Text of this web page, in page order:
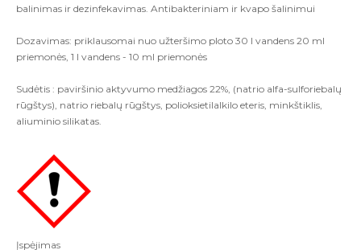
balinimas ir dezinfekavimas. Antibakteriniam ir kvapo šalinimui
Dozavimas: priklausomai nuo užteršimo ploto 30 l vandens 20 ml
priemonės, 1 l vandens - 10 ml priemonės
Sudėtis : paviršinio aktyvumo medžiagos 22%, (natrio alfa-sulforiebalų
rūgštys), natrio riebalų rūgštys, polioksietilalkilo eteris, minkštiklis,
aliuminio silikatas.
Įspėjimas